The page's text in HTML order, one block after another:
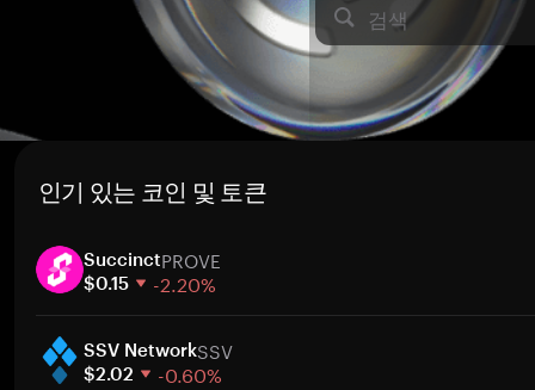
검색
인기 있는 코인 및 토큰
SuccinctPROVE
$0.15 -2.20%
30일
시가총액
SSV NetworkSSV
$2.02 -0.60%